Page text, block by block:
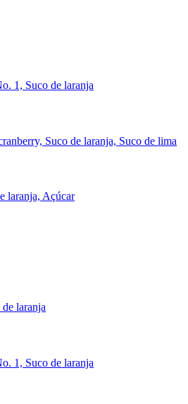
1, Suco de laranja
Suco de laranja, Suco de lima
laranja, Açúcar
laranja
1, Suco de laranja